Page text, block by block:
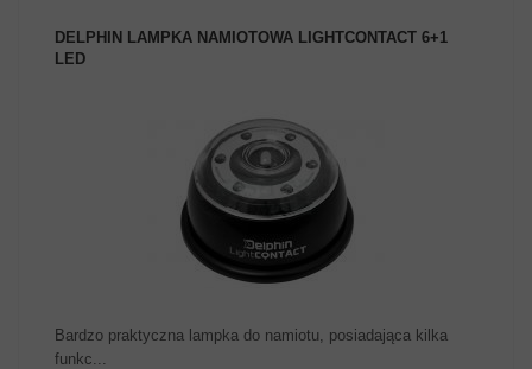
DELPHIN LAMPKA NAMIOTOWA LIGHTCONTACT 6+1
LED
ZOBACZ PRODUKT
Bardzo praktyczna lampka do namiotu, posiadająca kilka
funkc...